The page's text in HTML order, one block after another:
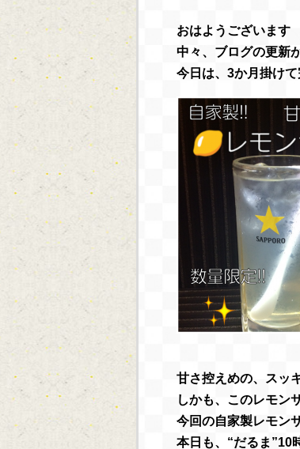
おはようございます
中々、ブログの更新
今日は、3か月掛け
甘さ控えめの、スッ
しかも、このレモン
今回の自家製レモン
本日も、“だるま”10